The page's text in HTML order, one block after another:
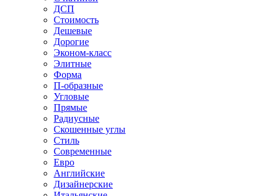
ДСП
Стоимость
Дешевые
Дорогие
Эконом-класс
Элитные
Форма
П-образные
Угловые
Прямые
Радиусные
Скошенные углы
Стиль
Современные
Евро
Английские
Дизайнерские